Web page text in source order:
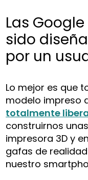
Las
sido
por un
Lo mejor es que
modelo impreso
totalmente
construirnos
impresora 3D y
gafas de
nuestro